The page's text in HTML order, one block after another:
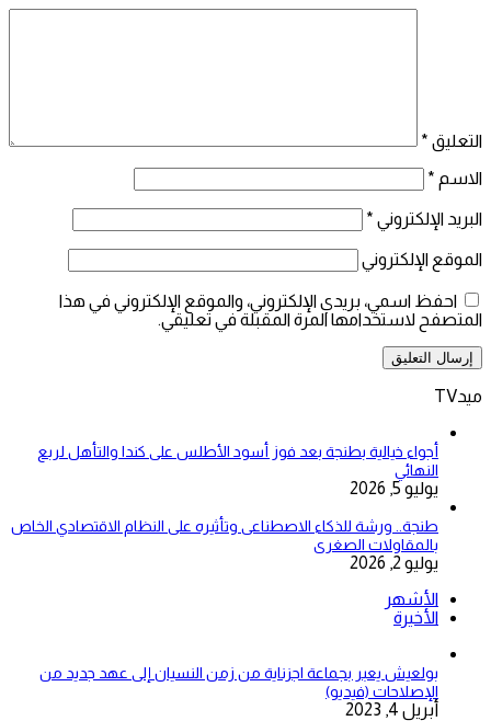
التعليق *
الاسم *
البريد الإلكتروني *
الموقع الإلكتروني
احفظ اسمي، بريدي الإلكتروني، والموقع الإلكتروني في هذا
المتصفح لاستخدامها المرة المقبلة في تعليقي.
ميدTV
أجواء خيالية بطنجة بعد فوز أسود الأطلس على كندا والتأهل لربع
النهائي
يوليو 5, 2026
طنجة.. ورشة للذكاء الاصطناعى وتأثيره على النظام الاقتصادي الخاص
بالمقاولات الصغرى
يوليو 2, 2026
الأشهر
الأخيرة
بولعيش يعبر بجماعة اجزناية من زمن النسيان إلى عهد جديد من
الإصلاحات (فيديو)
أبريل 4, 2023